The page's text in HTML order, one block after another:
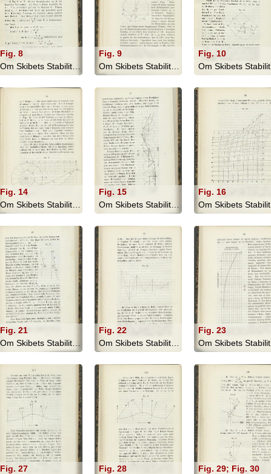
Fig. 8
Fig. 9
Fig. 10
Om
Fig. 14
Fig. 15
Fig. 16
Om
Fig. 21
Fig. 22
Fig. 23
Om
Fig. 27
Fig. 28
Fig. 29; Fig. 30